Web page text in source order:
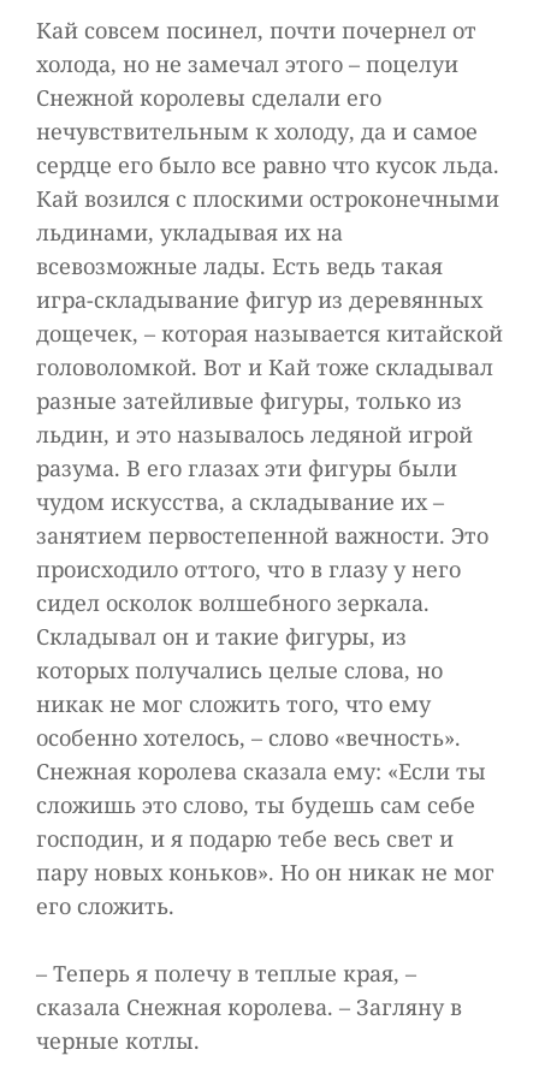
Кай совсем посинел, почти почернел от
холода, но не замечал этого – поцелуи
Снежной королевы сделали его
нечувствительным к холоду, да и самое
сердце его было все равно что кусок льда.
Кай возился с плоскими остроконечными
льдинами, укладывая их на
всевозможные лады. Есть ведь такая
игра-складывание фигур из деревянных
дощечек, – которая называется китайской
головоломкой. Вот и Кай тоже складывал
разные затейливые фигуры, только из
льдин, и это называлось ледяной игрой
разума. В его глазах эти фигуры были
чудом искусства, а складывание их –
занятием первостепенной важности. Это
происходило оттого, что в глазу у него
сидел осколок волшебного зеркала.
Складывал он и такие фигуры, из
которых получались целые слова, но
никак не мог сложить того, что ему
особенно хотелось, – слово «вечность».
Снежная королева сказала ему: «Если ты
сложишь это слово, ты будешь сам себе
господин, и я подарю тебе весь свет и
пару новых коньков». Но он никак не мог
его сложить.
– Теперь я полечу в теплые края, –
сказала Снежная королева. – Загляну в
черные котлы.